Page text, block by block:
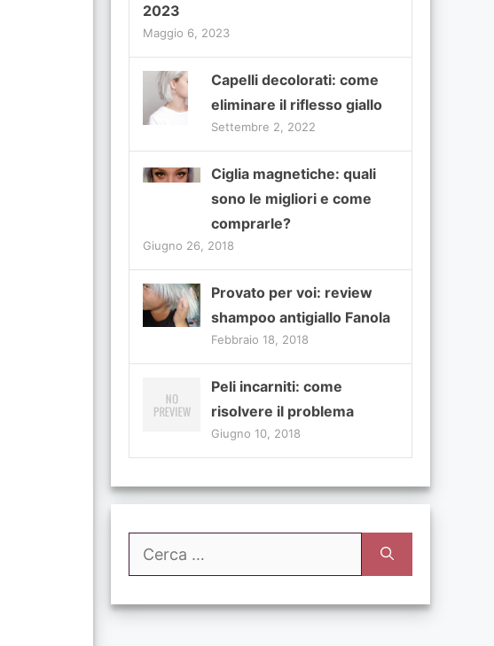
2023
Maggio 6, 2023
Capelli decolorati: come
eliminare il riflesso giallo
Settembre 2, 2022
Ciglia magnetiche: quali
sono le migliori e come
comprarle?
Giugno 26, 2018
Provato per voi: review
shampoo antigiallo Fanola
Febbraio 18, 2018
Peli incarniti: come
risolvere il problema
Giugno 10, 2018
Ricerca